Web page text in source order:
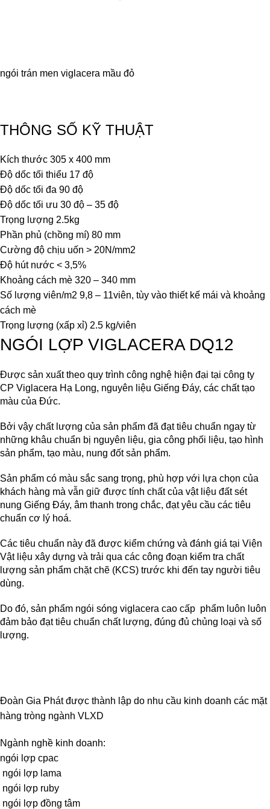
ngói trán men viglacera mầu đỏ
THÔNG SỐ KỸ THUẬT
Kích thước 305 x 400 mm
Độ dốc tối thiểu 17 độ
Độ dốc tối đa 90 độ
Độ dốc tối ưu 30 độ – 35 độ
Trọng lượng 2.5kg
Phần phủ (chồng mí) 80 mm
Cường độ chịu uốn > 20N/mm2
Độ hút nước < 3,5%
Khoảng cách mè 320 – 340 mm
Số lượng viên/m2 9,8 – 11viên, tùy vào thiết kế mái và khoảng
cách mè
Trọng lượng (xấp xỉ) 2.5 kg/viên
NGÓI LỢP VIGLACERA DQ12
Được sản xuất theo quy trình công nghệ hiện đại tại công ty
CP Viglacera Hạ Long, nguyên liệu Giếng Đáy, các chất tạo
màu của Đức.
Bởi vậy chất lượng của sản phẩm đã đạt tiêu chuẩn ngay từ
những khâu chuẩn bị nguyên liệu, gia công phối liệu, tạo hình
sản phẩm, tạo màu, nung đốt sản phẩm.
Sản phẩm có màu sắc sang trọng, phù hợp với lựa chọn của
khách hàng mà vẫn giữ được tính chất của vật liệu đất sét
nung Giếng Đáy, âm thanh trong chắc, đạt yêu cầu các tiêu
chuẩn cơ lý hoá.
Các tiêu chuẩn này đã được kiểm chứng và đánh giá tại Viện
Vật liệu xây dựng và trải qua các công đoạn kiểm tra chất
lượng sản phẩm chặt chẽ (KCS) trước khi đến tay người tiêu
dùng.
Do đó, sản phẩm ngói sóng viglacera cao cấp phẩm luôn luôn
đảm bảo đạt tiêu chuẩn chất lượng, đúng đủ chủng loại và số
lượng.
Đoàn Gia Phát được thành lập do nhu cầu kinh doanh các mặt
hàng tròng ngành VLXD
Ngành nghề kinh doanh:
ngói lợp cpac
ngói lợp lama
ngói lợp ruby
ngói lợp đồng tâm